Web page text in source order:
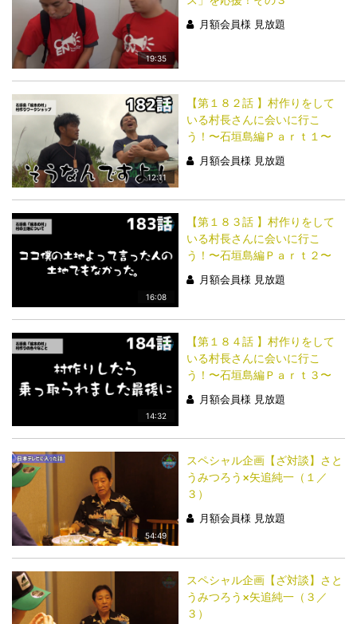
19:35
月額会員様 見放題
12:11
【第１８２話 】村作りをして
いる村長さんに会いに行こ
う！〜石垣島編Ｐａｒｔ１〜
月額会員様 見放題
16:08
【第１８３話 】村作りをして
いる村長さんに会いに行こ
う！〜石垣島編Ｐａｒｔ２〜
月額会員様 見放題
14:32
【第１８４話 】村作りをして
いる村長さんに会いに行こ
う！〜石垣島編Ｐａｒｔ３〜
月額会員様 見放題
54:49
スペシャル企画【ざ対談】さと
うみつろう×矢追純一（１／
３）
月額会員様 見放題
スペシャル企画【ざ対談】さと
うみつろう×矢追純一（３／
３）